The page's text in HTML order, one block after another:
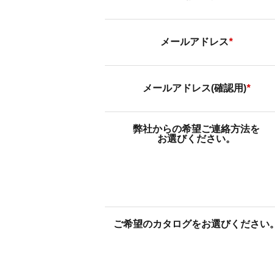
メールアドレス*
メールアドレス(確認用)*
弊社からの希望ご連絡方法を
お選びください。
ご希望のカタログをお選びください。